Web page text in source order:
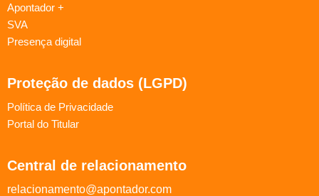
Apontador +
SVA
Presença digital
Proteção de dados (LGPD)
Política de Privacidade
Portal do Titular
Central de relacionamento
relacionamento@apontador.com